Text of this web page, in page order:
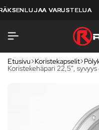
VARUSTELUA
VARUSTELUA
VARUSTELUA
Etusivu Koristekapselit
Koristekehäpari 22,5″,